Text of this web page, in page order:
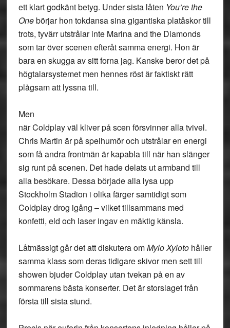
ett klart godkänt betyg. Under sista låten You’re the
Onebörjar hon tokdansa sina gigantiska platåskor till
trots, tyvärr utstrålar inte Marina and the Diamonds
som tar över scenen efteråt samma energi. Hon är
bara en skugga av sitt forna jag. Kanske beror det på
högtalarsystemet men hennes röst är faktiskt rätt
plågsam att lyssna till.
Men
när Coldplay väl kliver på scen försvinner alla tvivel.
Chris Martin är på spelhumör och utstrålar en energi
som få andra frontmän är kapabla till när han slänger
sig runt på scenen. Det hade delats ut armband till
alla besökare. Dessa började alla lysa upp
Stockholm Stadion i olika färger samtidigt som
Coldplay drog igång – vilket tillsammans med
konfetti, eld och laser ingav en mäktig känsla.
Låtmässigt går det att diskutera omMylo Xylotohåller
samma klass som deras tidigare skivor men sett till
showen bjuder Coldplay utan tvekan på en av
sommarens bästa konserter. Det är storslaget från
första till sista stund.